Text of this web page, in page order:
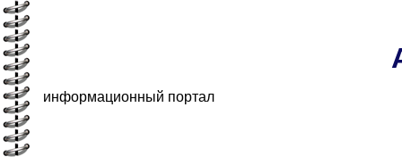
информационный портал